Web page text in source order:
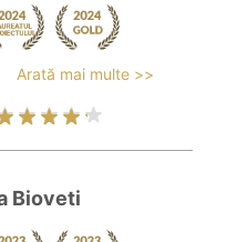
Arată mai multe >>
Bioveti